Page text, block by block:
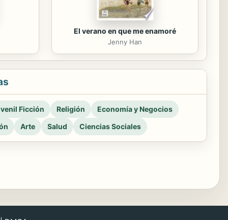
El verano en que me enamoré
Jenny Han
Ficción Religión
Economía y Negocios
Arte Salud Ciencias Sociales